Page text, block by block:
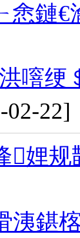
悆鏈€
噾
02-22]
娌
洟鍖